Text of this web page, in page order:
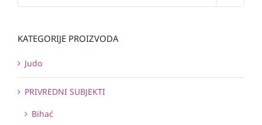
KATEGORIJE PROIZVODA
Judo
PRIVREDNI SUBJEKTI
Bihać